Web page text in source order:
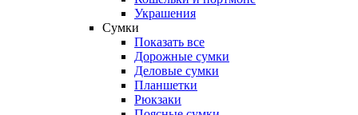
Украшения
Сумки
Показать все
Дорожные сумки
Деловые сумки
Планшетки
Рюкзаки